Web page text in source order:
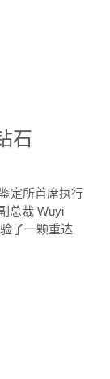
石
定所首席执行
总裁 Wuyi
了一颗重达